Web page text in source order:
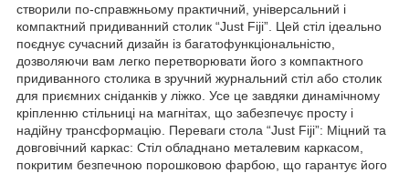
створили по-справжньому практичний, універсальний і
компактний придиванний столик “Just Fiji”. Цей стіл ідеально
поєднує сучасний дизайн із багатофункціональністю,
дозволяючи вам легко перетворювати його з компактного
придиванного столика в зручний журнальний стіл або столик
для приємних сніданків у ліжко. Усе це завдяки динамічному
кріпленню стільниці на магнітах, що забезпечує просту і
надійну трансформацію. Переваги стола “Just Fiji”: Міцний та
довговічний каркас: Стіл обладнано металевим каркасом,
покритим безпечною порошковою фарбою, що гарантує його